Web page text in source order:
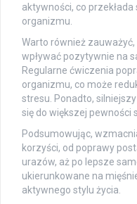
aktywności, co
organizmu.
Warto również
wpływać pozytywnie na
Regularne ćwiczenia
organizmu, co może
stresu. Ponadto,
się do większej pewności
Podsumowując,
korzyści, od poprawy
urazów, aż po lepsze
ukierunkowane na
aktywnego stylu życia.